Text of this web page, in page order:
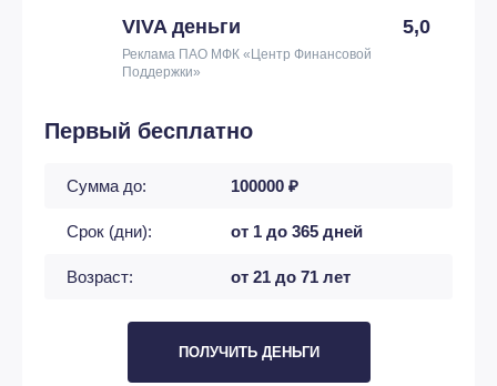
VIVA деньги 5,0
Реклама ПАО МФК «Центр Финансовой
Поддержки»
Первый бесплатно
Сумма до: 100000 ₽
Срок (дни): от 1 до 365 дней
Возраст: от 21 до 71 лет
ПОЛУЧИТЬ ДЕНЬГИ